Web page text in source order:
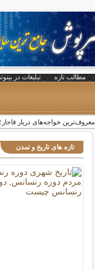
مطالب تازه تبلیغات در
معروف‌ترین خواجه‌های دربار
تازه های تاریخ و تمدن